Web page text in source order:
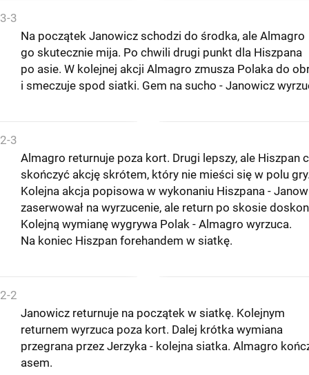
3-3
Na początek Janowicz schodzi do środka, ale Almagro
go skutecznie mija. Po chwili drugi punkt dla Hiszpana
po asie. W kolejnej akcji Almagro zmusza Polaka do
i smeczuje spod siatki. Gem na sucho - Janowicz
2-3
Almagro returnuje poza kort. Drugi lepszy, ale Hiszpan
skończyć akcję skrótem, który nie mieści się w polu
Kolejna akcja popisowa w wykonaniu Hiszpana -
zaserwował na wyrzucenie, ale return po skosie
Kolejną wymianę wygrywa Polak - Almagro wyrzuca.
Na koniec Hiszpan forehandem w siatkę.
2-2
Janowicz returnuje na początek w siatkę. Kolejnym
returnem wyrzuca poza kort. Dalej krótka wymiana
przegrana przez Jerzyka - kolejna siatka. Almagro
asem.